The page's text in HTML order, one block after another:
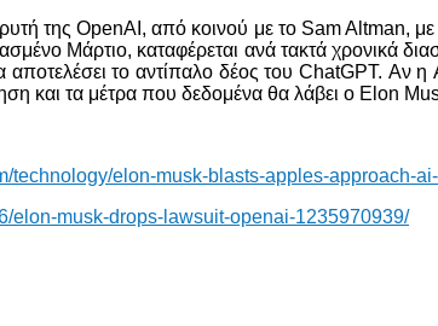
της OpenAI, από κοινού με το Sam Altman,
Μάρτιο, καταφέρεται ανά τακτά χρονικά
αποτελέσει το αντίπαλο δέος του ChatGPT. Αν
και τα μέτρα που δεδομένα θα λάβει ο Elon
technology/elon-musk-blasts-apples-approach-
elon-musk-drops-lawsuit-openai-1235970939/